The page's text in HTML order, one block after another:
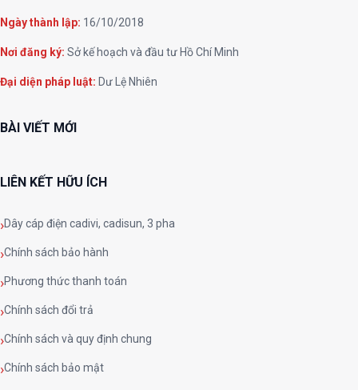
Ngày thành lập: 16/10/2018
Nơi đăng ký: Sở kế hoạch và đầu tư Hồ Chí Minh
Đại diện pháp luật: Dư Lệ Nhiên
BÀI VIẾT MỚI
LIÊN KẾT HỮU ÍCH
Dây cáp điện cadivi, cadisun, 3 pha
Chính sách bảo hành
Phương thức thanh toán
Chính sách đổi trả
Chính sách và quy định chung
Chính sách bảo mật